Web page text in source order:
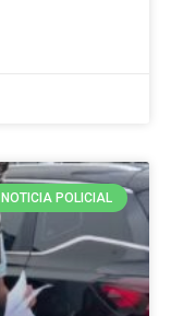
NOTICIA POLICIAL